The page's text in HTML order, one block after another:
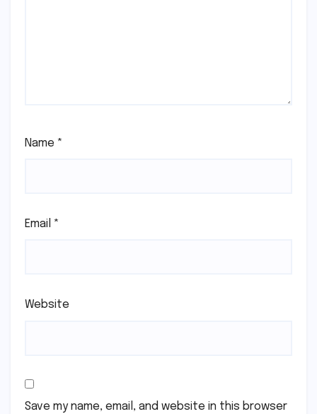
Name *
Email *
Website
Save my name, email, and website in this browser